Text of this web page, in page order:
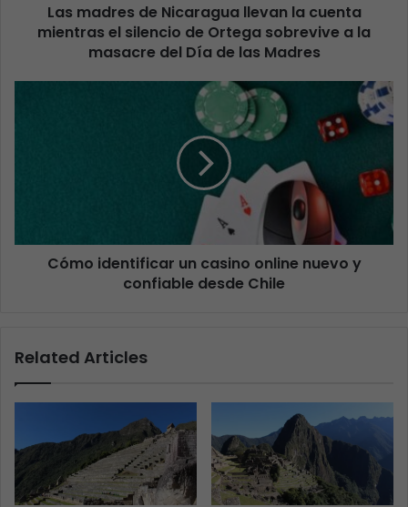
Las madres de Nicaragua llevan la cuenta
mientras el silencio de Ortega sobrevive a la
masacre del Día de las Madres
Cómo identificar un casino online nuevo y
confiable desde Chile
Related Articles